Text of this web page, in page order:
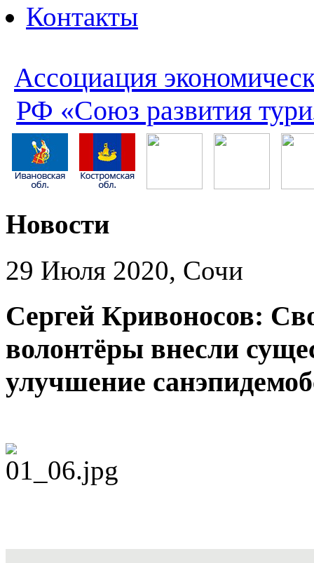
Контакты
Ассоциация
РФ «Союз развития
Новости
29 Июля 2020, Сочи
Сергей Кривоносов:
волонтёры внесли
улучшение